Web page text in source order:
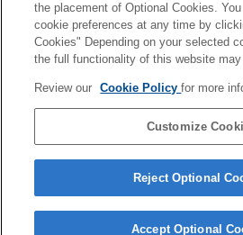
"Sony | Music Center"
"Fiestable" gebruiken
De functie stemassistent
Problemen oplossen
the placement of Optional Cookies.
cookie preferences at any time by
Cookies" Depending on your selected
the full functionality of this website
Review our Cookie Policyfor more
Customize
Reject Optional
Accept Optional